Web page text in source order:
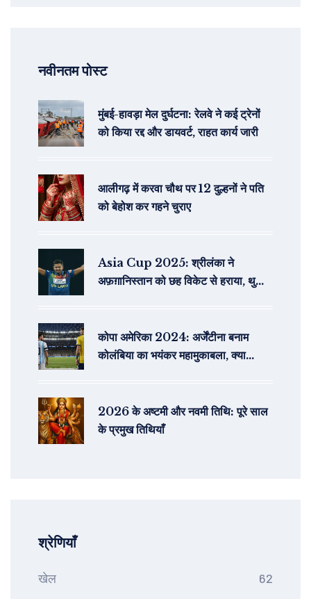
नवीनतम पोस्ट
मुंबई-हावड़ा मेल दुर्घटना: रेलवे ने कई ट्रेनों
को किया रद्द और डायवर्ट, राहत कार्य जारी
आलीगढ़ में करवा चौथ पर 12 दुल्हनों ने पति
को बेहोश कर गहने चुराए
Asia Cup 2025: श्रीलंका ने
अफ़ग़ानिस्तान को छह विकेट से हराया, थुशारा
कोपा अमेरिका 2024: अर्जेंटीना बनाम
कोलंबिया का भयंकर महामुकाबला, क्या
2026 के अष्टमी और नवमी तिथि: पूरे साल
के प्रमुख तिथियाँ
श्रेणियाँ
खेल 62